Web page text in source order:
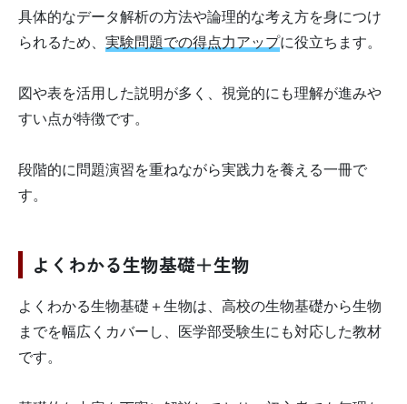
具体的なデータ解析の方法や論理的な考え方を身につけ
られるため、 実験問題での得点力アップに役立ちます。
図や表を活用した説明が多く、視覚的にも理解が進みや
すい点が特徴です。
段階的に問題演習を重ねながら実践力を養える一冊で
す。
よくわかる生物基礎＋生物
よくわかる生物基礎＋生物は、高校の生物基礎から生物
までを幅広くカバーし、医学部受験生にも対応した教材
です。